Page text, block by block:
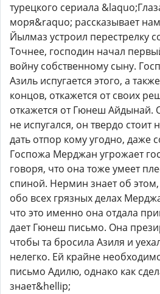
турецкого сериала
моря&raquo; рассказывает
Йылмаз устроил перестрелку
Точнее, господин начал
войну собственному сыну.
Азиль испугается этого, а
концов, откажется от своих
откажется от Гюнеш Айдынай.
не испугался, он твердо стоит
дать отпор кому угодно, даже
Госпожа Мерджан угрожает
говоря, что она тоже умеет
спиной. Нермин знает об
обо всех грязных делах
что это именно она отдала
дает Гюнеш письмо. Она
чтобы та бросила Азиля и
нелегко. Ей крайне
письмо Адилю, однако как
знает&hellip;